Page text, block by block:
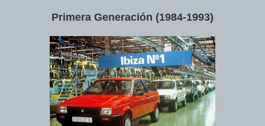
Primera Generación (1984-1993)